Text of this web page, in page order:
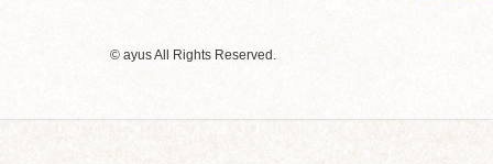
© ayus All Rights Reserved.